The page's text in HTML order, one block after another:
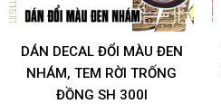
DÁN DECAL ĐỔI MÀU ĐEN
NHÁM, TEM RỜI TRỐNG
ĐỒNG SH 300I